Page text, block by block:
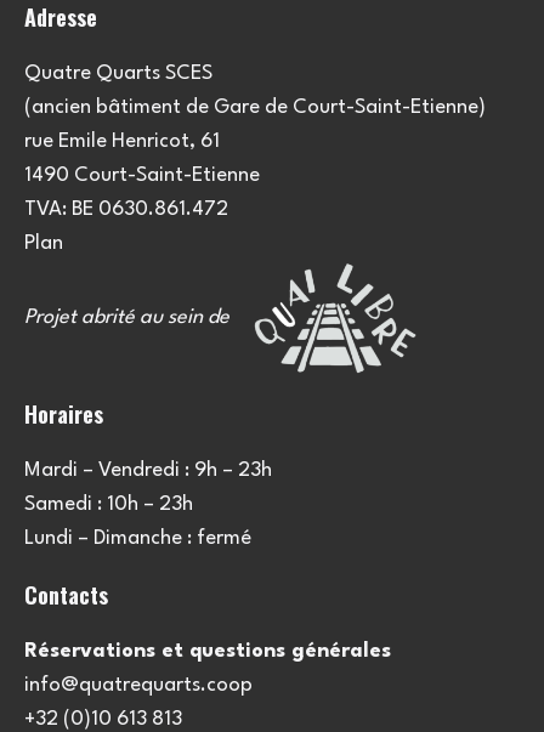
Adresse
Quatre Quarts SCES
(ancien bâtiment de Gare de Court-Saint-Etienne)
rue Emile Henricot, 61
1490 Court-Saint-Etienne
TVA: BE 0630.861.472
Plan
Projet abrité au sein de
Horaires
Mardi – Vendredi : 9h – 23h
Samedi : 10h – 23h
Lundi – Dimanche : fermé
Contacts
Réservations et questions générales
info@quatrequarts.coop
+32 (0)10 613 813